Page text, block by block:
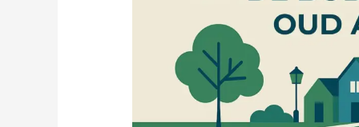
(informatieve